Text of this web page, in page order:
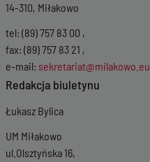
14-310, Miłakowo
tel: (89) 757 83 00 ,
fax: (89) 757 83 21 ,
e-mail: sekretariat@milakowo.eu
Redakcja biuletynu
Łukasz Bylica
UM Miłakowo
ul.Olsztyńska 16,